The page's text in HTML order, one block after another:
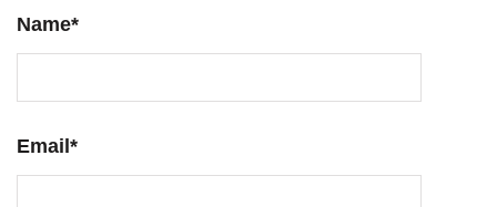
Name*
Email *